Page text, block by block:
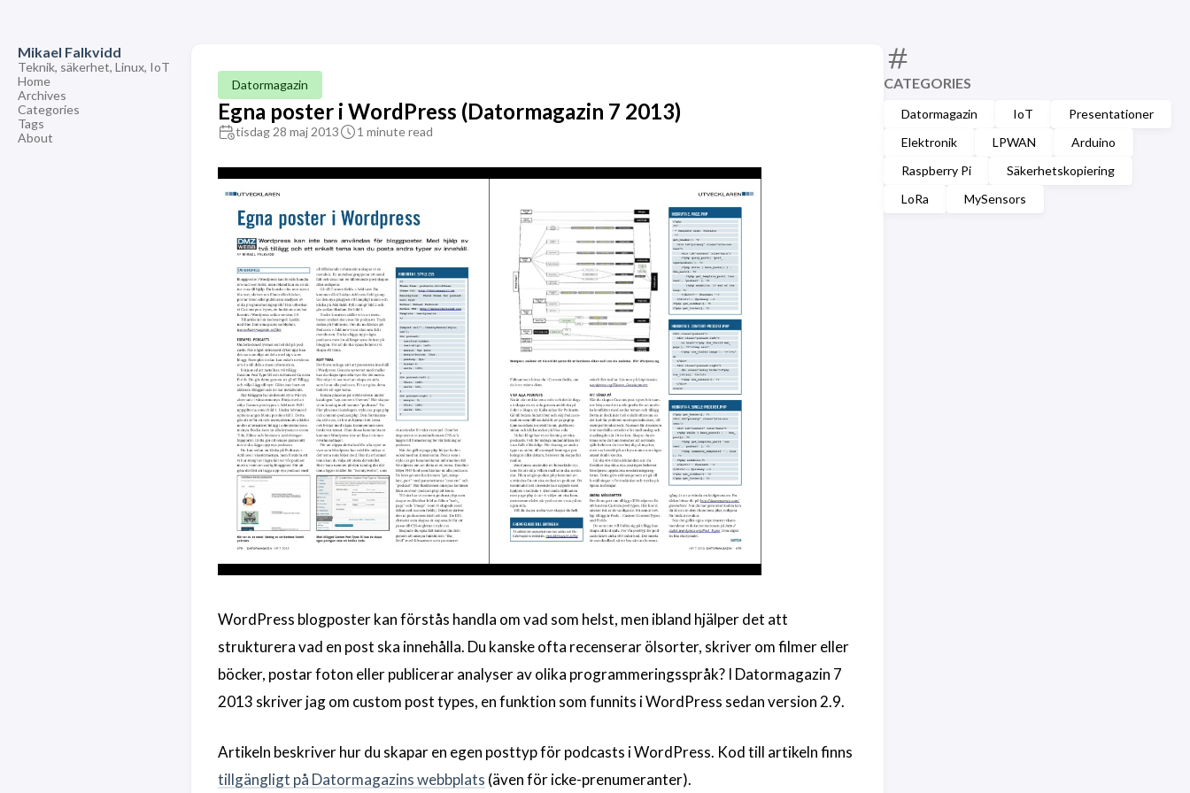
Mikael Falkvidd
Teknik, säkerhet, Linux, IoT
Home
Archives
Categories
Tags
About
CATEGORIES
Datormagazin IoT
Presentationer
Elektronik
LPWAN
Arduino
Raspberry Pi
Säkerhetskopiering
LoRa
MySensors
Datormagazin
Egna poster i WordPress (Datormagazin 7 2013)
tisdag 28 maj 2013 1 minute read
WordPress blogposter kan förstås handla om vad som helst, men ibland hjälper det att
strukturera vad en post ska innehålla. Du kanske ofta recenserar ölsorter, skriver om filmer eller
böcker, postar foton eller publicerar analyser av olika programmeringsspråk? I Datormagazin 7
2013 skriver jag om custom post types, en funktion som funnits i WordPress sedan version 2.9.
Artikeln beskriver hur du skapar en egen posttyp för podcasts i WordPress. Kod till artikeln finns
tillgängligt på Datormagazins webbplats (även för icke-prenumeranter).